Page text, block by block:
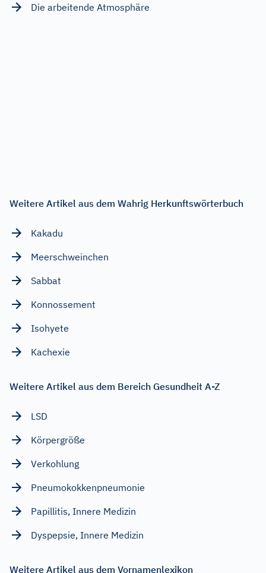
Die arbeitende Atmosphäre
Weitere Artikel aus dem Wahrig Herkunftswörterbuch
Kakadu
Meerschweinchen
Sabbat
Konnossement
Isohyete
Kachexie
Weitere Artikel aus dem Bereich Gesundheit A-Z
LSD
Körpergröße
Verkohlung
Pneumokokkenpneumonie
Papillitis, Innere Medizin
Dyspepsie, Innere Medizin
Weitere Artikel aus dem Vornamenlexikon